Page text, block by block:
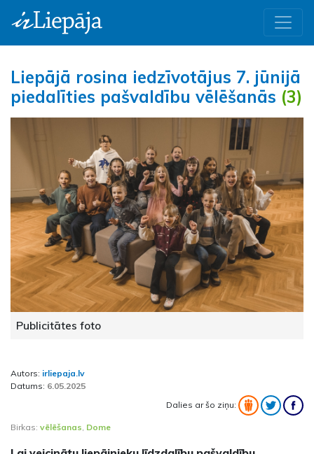
Liepājā rosina iedzīvotājus 7. jūnijā
piedalīties pašvaldību vēlēšanās (3)
Publicitātes foto
Autors: irliepaja.lv
Datums: 6.05.2025
Dalies ar šo ziņu:
Birkas: vēlēšanas Dome